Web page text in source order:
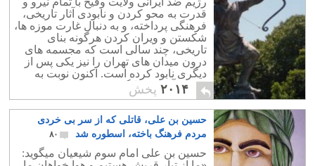
قدرت به محو کردن و نابودی آثار تاریخی،
فرهنگی پرداخته، و به دنبال غارت موزه ها،
شکستن و ویران کردن هرگونه بنای
تاریخی، چند سالی است که مجسمه های
درون میدان های تهران را نیز یکی پس از
دیگری نابود کرده است. اکنون نوبت به
تندیس آرش کمانگیر در میدان ساری
رسید.
۲۰۱۴ پخش
حسین بن علی، قاتلی که از سر بی خردی
مردم فرهنگ باخته، اسطوره شد
۸۰
حسين بن علی امام سوم شیعیان ميگويد: